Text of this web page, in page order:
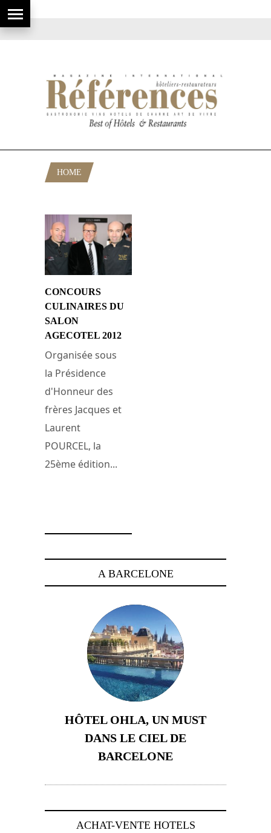
HOME
CONCOURS
CULINAIRES DU
SALON
AGECOTEL 2012
Organisée sous
la Présidence
d'Honneur des
frères Jacques et
Laurent
POURCEL, la
25ème édition...
A BARCELONE
HÔTEL OHLA, UN MUST
DANS LE CIEL DE
BARCELONE
ACHAT-VENTE HOTELS